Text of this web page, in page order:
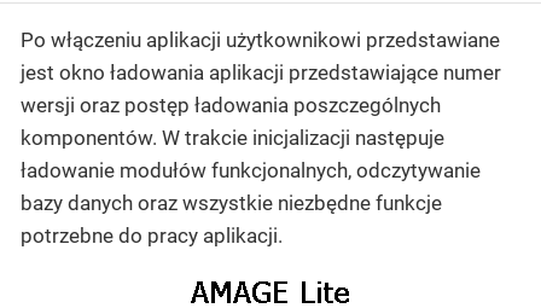
Po włączeniu aplikacji użytkownikowi przedstawiane
jest okno ładowania aplikacji przedstawiające numer
wersji oraz postęp ładowania poszczególnych
komponentów. W trakcie inicjalizacji następuje
ładowanie modułów funkcjonalnych, odczytywanie
bazy danych oraz wszystkie niezbędne funkcje
potrzebne do pracy aplikacji.